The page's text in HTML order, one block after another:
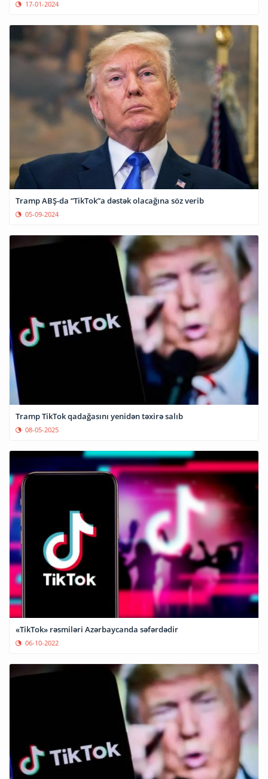
17-01-2024
Tramp ABŞ-da “TikTok”a dəstək olacağına söz verib
05-09-2024
Tramp TikTok qadağasını yenidən təxirə salıb
08-05-2025
«TikTok» rəsmiləri Azərbaycanda səfərdədir
06-10-2022